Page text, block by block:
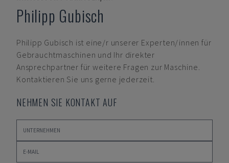
Philipp Gubisch
Philipp Gubisch ist eine/r unserer Experten/innen für
Gebrauchtmaschinen und Ihr direkter
Ansprechpartner für weitere Fragen zur Maschine.
Kontaktieren Sie uns gerne jederzeit.
NEHMEN SIE KONTAKT AUF